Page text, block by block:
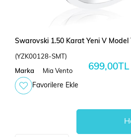
Swarovski 1.50 Karat Yeni V Model
(YZK00128-SMT)
Marka Mia Vento 699,00TL
Favorilere Ekle